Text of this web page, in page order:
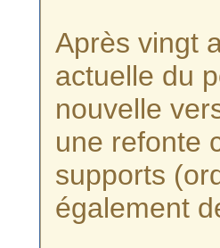
Après vingt
actuelle du
nouvelle
une refonte
supports
également